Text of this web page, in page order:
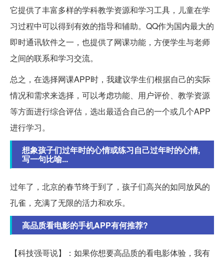
它提供了丰富多样的学科教学资源和学习工具，儿童在学
习过程中可以得到有效的指导和辅助。QQ作为国内最大的
即时通讯软件之一，也提供了网课功能，方便学生与老师
之间的联系和学习交流。
总之，在选择网课APP时，我建议学生们根据自己的实际
情况和需求来选择，可以考虑功能、用户评价、教学资源
等方面进行综合评估，选出最适合自己的一个或几个APP
进行学习。
想象孩子们过年时的心情或练习自己过年时的心情,
写一句比喻...
过年了，北京的春节终于到了，孩子们高兴的如同放风的
孔雀，充满了无限的活力和欢乐。
高品质看电影的手机APP有何推荐?
【科技强哥说】：如果你想要高品质的看电影体验，我有